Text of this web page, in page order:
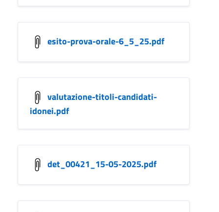
esito-prova-orale-6_5_25.pdf
valutazione-titoli-candidati-
idonei.pdf
det_00421_15-05-2025.pdf